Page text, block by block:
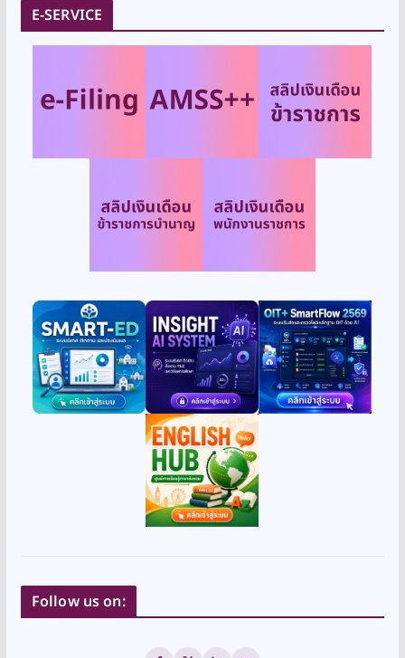
E-SERVICE
Follow us on: